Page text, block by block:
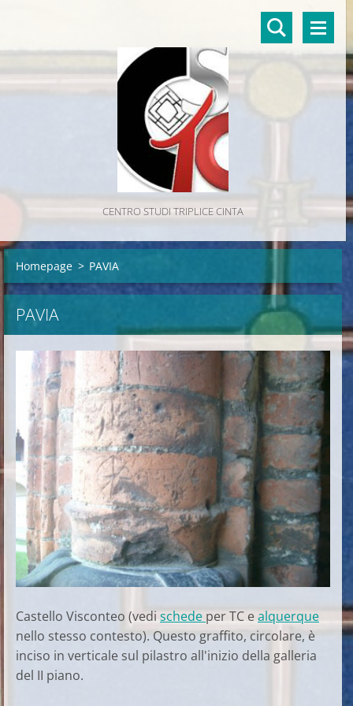
CENTRO STUDI TRIPLICE CINTA
Homepage > PAVIA
PAVIA
Castello Visconteo (vedischede per TC ealquerque
nello stesso contesto). Questo graffito, circolare, è
inciso in verticale sul pilastro all'inizio della galleria
del II piano.